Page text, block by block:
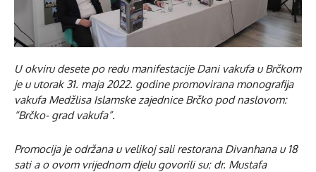
U okviru desete po redu manifestacije Dani vakufa u Brčkom
je u utorak 31. maja 2022. godine promovirana monografija
vakufa Medžlisa Islamske zajednice Brčko pod naslovom:
“Brčko- grad vakufa”.
Promocija je održana u velikoj sali restorana Divanhana u 18
sati a o ovom vrijednom djelu govorili su: dr. Mustafa